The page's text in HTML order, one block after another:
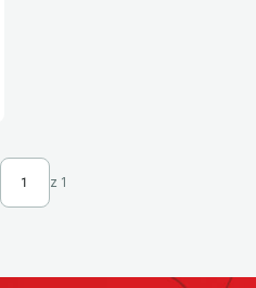
z 1